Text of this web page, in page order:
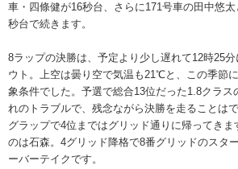
車・四條健が16秒台、さらに171号車の田中悠
秒台で続きます。
8ラップの決勝は、予定より少し遅れて12時25
ウト。上空は曇り空で気温も21℃と、この季節
象条件でした。予選で総合13位だった1.8クラス
れのトラブルで、残念ながら決勝を走ることは
グラップで4位まではグリッド通りに帰ってきま
のは石森。4グリッド降格で8番グリッドのスタ
ーバーテイクです。